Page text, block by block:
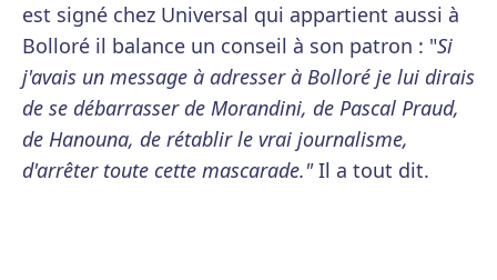
est signé chez Universal qui appartient aussi à
Bolloré il balance un conseil à son patron : "Si
j'avais un message à adresser à Bolloré je lui dirais
de se débarrasser de Morandini, de Pascal Praud,
de Hanouna, de rétablir le vrai journalisme,
d'arrêter toute cette mascarade."Il a tout dit.